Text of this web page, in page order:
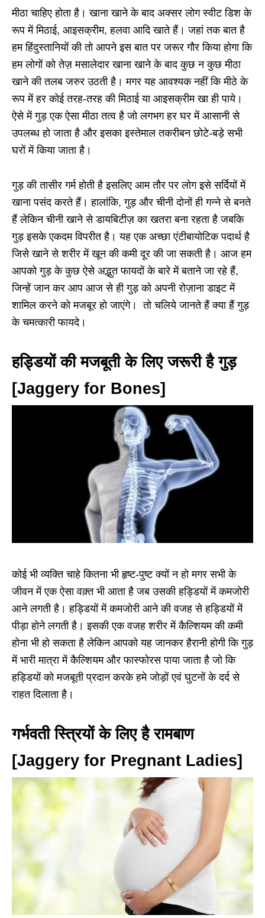
मीठा चाहिए होता है। खाना खाने के बाद अक्सर लोग स्वीट डिश के
रूप में मिठाई, आइसक्रीम, हलवा आदि खाते हैं। जहां तक बात है
हम हिंदुस्तानियों की तो आपने इस बात पर जरूर गौर किया होगा कि
हम लोगों को तेज़ मसालेदार खाना खाने के बाद कुछ न कुछ मीठा
खाने की तलब जरुर उठती है। मगर यह आवश्यक नहीं कि मीठे के
रूप में हर कोई तरह-तरह की मिठाई या आइसक्रीम खा ही पाये।
ऐसे में गुड़ एक ऐसा मीठा तत्व है जो लगभग हर घर में आसानी से
उपलब्ध हो जाता है और इसका इस्तेमाल तकरीबन छोटे-बड़े सभी
घरों में किया जाता है।
गुड़ की तासीर गर्म होती है इसलिए आम तौर पर लोग इसे सर्दियों में
खाना पसंद करते हैं। हालांकि, गुड़ और चीनी दोनों ही गन्ने से बनते
हैं लेकिन चीनी खाने से डायबिटीज़ का खतरा बना रहता है जबकि
गुड़ इसके एकदम विपरीत है। यह एक अच्छा एंटीबायोटिक पदार्थ है
जिसे खाने से शरीर में खून की कमी दूर की जा सकती है। आज हम
आपको गुड़ के कुछ ऐसे अद्भुत फायदों के बारे में बताने जा रहे हैं,
जिन्हें जान कर आप आज से ही गुड़ को अपनी रोज़ाना डाइट में
शामिल करने को मजबूर हो जाएंगे। तो चलिये जानते हैं क्या हैं गुड़
के चमत्कारी फायदे।
हड्डियों की मजबूती के लिए जरूरी है गुड़
[Jaggery for Bones]
कोई भी व्यक्ति चाहे कितना भी हृष्ट-पुष्ट क्यों न हो मगर सभी के
जीवन में एक ऐसा वक़्त भी आता है जब उसकी हड्डियों में कमजोरी
आने लगती है। हड्डियों में कमजोरी आने की वजह से हड्डियों में
पीड़ा होने लगती है। इसकी एक वजह शरीर में कैल्शियम की कमी
होना भी हो सकता है लेकिन आपको यह जानकर हैरानी होगी कि गुड़
में भारी मात्रा में कैल्शियम और फास्फोरस पाया जाता है जो कि
हड्डियों को मजबूती प्रदान करके हमे जोड़ों एवं घुटनों के दर्द से
राहत दिलाता है।
गर्भवती स्त्रियों के लिए है रामबाण
[Jaggery for Pregnant Ladies]